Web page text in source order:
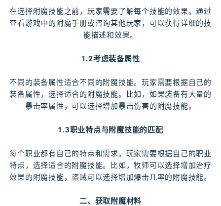
在选择附魔技能之前，玩家需要了解每个技能的效果。通过
查看游戏中的附魔手册或咨询其他玩家，可以获得详细的技
能描述和效果。
1.2考虑装备属性
不同的装备属性适合不同的附魔技能。玩家需要根据自己的
装备属性，选择适合的附魔技能。比如，如果装备有大量的
暴击率属性，可以选择增加暴击伤害的附魔技能。
1.3职业特点与附魔技能的匹配
每个职业都有自己的特点和需求。玩家需要根据自己的职业
特点，选择适合的附魔技能。比如，牧师可以选择增加治疗
效果的附魔技能，盗贼可以选择增加爆击几率的附魔技能。
二、获取附魔材料